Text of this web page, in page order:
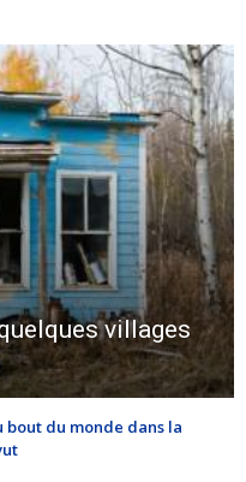
villages
bout du monde dans la